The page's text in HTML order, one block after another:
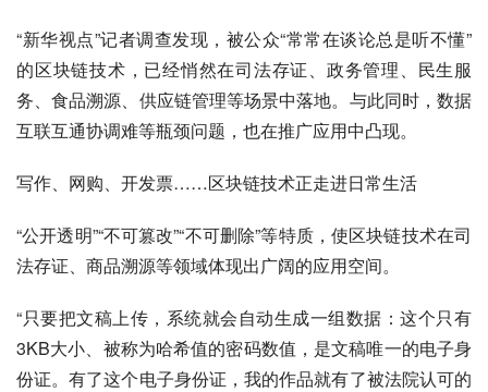
“新华视点”记者调查发现，被公众“常常在谈论总是听不懂”
的区块链技术，已经悄然在司法存证、政务管理、民生服
务、食品溯源、供应链管理等场景中落地。与此同时，数据
互联互通协调难等瓶颈问题，也在推广应用中凸现。
写作、网购、开发票……区块链技术正走进日常生活
“公开透明”“不可篡改”“不可删除”等特质，使区块链技术在司
法存证、商品溯源等领域体现出广阔的应用空间。
“只要把文稿上传，系统就会自动生成一组数据：这个只有
3KB大小、被称为哈希值的密码数值，是文稿唯一的电子身
份证。有了这个电子身份证，我的作品就有了被法院认可的